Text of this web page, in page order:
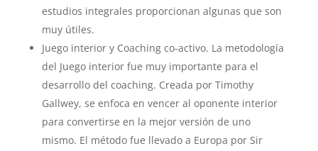
estudios integrales proporcionan algunas que son
muy útiles.
Juego interior y Coaching co-activo. La metodología
del Juego interior fue muy importante para el
desarrollo del coaching. Creada por Timothy
Gallwey, se enfoca en vencer al oponente interior
para convertirse en la mejor versión de uno
mismo. El método fue llevado a Europa por Sir